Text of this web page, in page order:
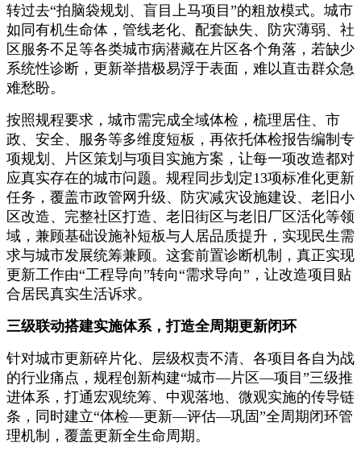
转过去“拍脑袋规划、盲目上马项目”的粗放模式。城市
如同有机生命体，管线老化、配套缺失、防灾薄弱、社
区服务不足等各类城市病潜藏在片区各个角落，若缺少
系统性诊断，更新举措极易浮于表面，难以直击群众急
难愁盼。
按照规程要求，城市需完成全域体检，梳理居住、市
政、安全、服务等多维度短板，再依托体检报告编制专
项规划、片区策划与项目实施方案，让每一项改造都对
应真实存在的城市问题。规程同步划定13项标准化更新
任务，覆盖市政管网升级、防灾减灾设施建设、老旧小
区改造、完整社区打造、老旧街区与老旧厂区活化等领
域，兼顾基础设施补短板与人居品质提升，实现民生需
求与城市发展统筹兼顾。这套前置诊断机制，真正实现
更新工作由“工程导向”转向“需求导向”，让改造项目贴
合居民真实生活诉求。
三级联动搭建实施体系，打造全周期更新闭环
针对城市更新碎片化、层级权责不清、各项目各自为战
的行业痛点，规程创新构建“城市—片区—项目”三级推
进体系，打通宏观统筹、中观落地、微观实施的传导链
条，同时建立“体检—更新—评估—巩固”全周期闭环管
理机制，覆盖更新全生命周期。